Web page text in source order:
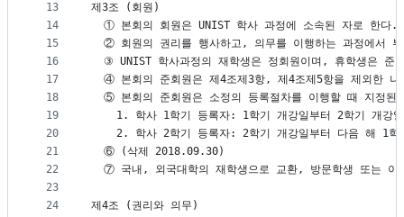
13
14
15
16
17
18
19
20
21
22
23
24
제3조 (회원)
  ① 본회의 회원은 UNIST 학사 과정에 소속된 자로 한다.
② 회원의 권리를 행사하고, 의무를 이행하는 과정에서
③ UNIST 학사과정의 재학생은 정회원이며, 휴학생은 준
④ 본회의 준회원은 제4조제3항, 제4조제5항을 제외한 나
⑤ 본회의 준회원은 소정의 등록절차를 이행할 때 지정된
1. 학사 1학기 등록자: 1학기 개강일부터 2학기 개강
2. 학사 2학기 등록자: 2학기 개강일부터 다음 해 1학
  ⑥ (삭제 2018.09.30)
⑦ 국내, 외국대학의 재학생으로 교환, 방문학생 또는 이
제4조 (권리와 의무)